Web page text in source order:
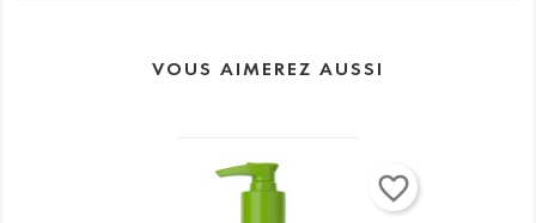
VOUS AIMEREZ AUSSI
favorite_border